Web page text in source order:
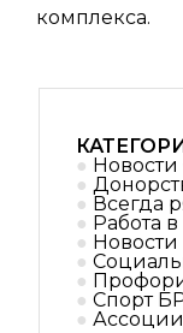
комплекса.
Всегда
Работа
Спорт